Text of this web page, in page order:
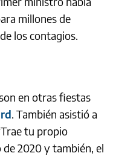
millones de
los contagios.
en otras fiestas
. También asistió a
tu propio
de 2020 y también, el